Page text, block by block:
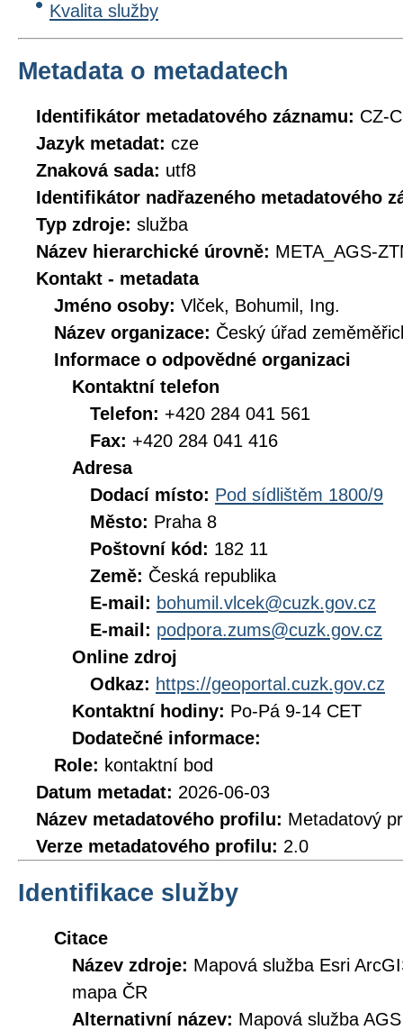
Kvalita služby
Metadata o metadatech
Identifikátor metadatového záznamu: CZ-
Jazyk metadat: cze
Znaková sada: utf8
Identifikátor nadřazeného metadatového
Typ zdroje: služba
Název hierarchické úrovně: META_AGS-
Kontakt - metadata
Jméno osoby: Vlček, Bohumil, Ing.
Název organizace: Český úřad
Informace o odpovědné organizaci
Kontaktní telefon
Telefon: +420 284 041 561
Fax: +420 284 041 416
Adresa
Dodací místo: Pod sídlištěm 1800/9
Město: Praha 8
Poštovní kód: 182 11
Země: Česká republika
E-mail: bohumil.vlcek@cuzk.gov.cz
E-mail: podpora.zums@cuzk.gov.cz
Online zdroj
Odkaz: https://geoportal.cuzk.gov.cz
Kontaktní hodiny: Po-Pá 9-14 CET
Dodatečné informace:
Role: kontaktní bod
Datum metadat: 2026-06-03
Název metadatového profilu: Metadatový
Verze metadatového profilu: 2.0
Identifikace služby
Citace
Název zdroje: Mapová služba Esri
mapa ČR
Alternativní název: Mapová služba